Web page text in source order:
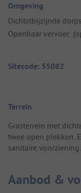
Omgeving
Dichtstbijzijnde
Openbaar vervoer:
Sitecode: 55082
Terrein
Grasterrein met
twee open plekken.
sanitaire
Aanbod &